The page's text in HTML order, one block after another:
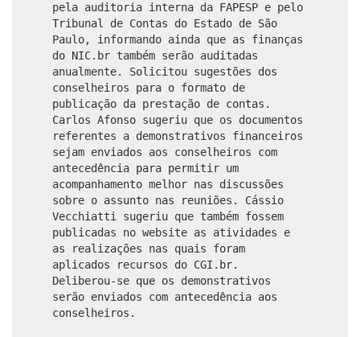
pela auditoria interna da FAPESP e pelo
Tribunal de Contas do Estado de São
Paulo, informando ainda que as finanças
do NIC.br também serão auditadas
anualmente. Solicitou sugestões dos
conselheiros para o formato de
publicação da prestação de contas.
Carlos Afonso sugeriu que os documentos
referentes a demonstrativos financeiros
sejam enviados aos conselheiros com
antecedência para permitir um
acompanhamento melhor nas discussões
sobre o assunto nas reuniões. Cássio
Vecchiatti sugeriu que também fossem
publicadas no website as atividades e
as realizações nas quais foram
aplicados recursos do CGI.br.
Deliberou-se que os demonstrativos
serão enviados com antecedência aos
conselheiros.